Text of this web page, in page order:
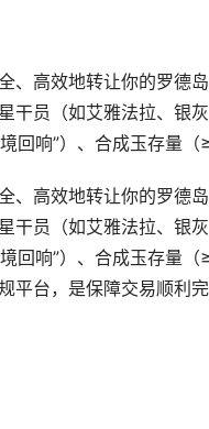
、高效地转让你的罗德
干员（如艾雅法拉、银
回响”）、合成玉存量
、高效地转让你的罗德
干员（如艾雅法拉、银
回响”）、合成玉存量
平台，是保障交易顺利完